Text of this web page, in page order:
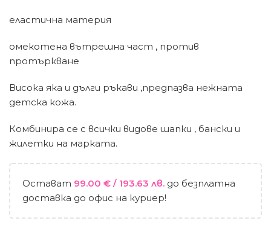
еластична материя
омекотена вътрешна част , против
протъркване
Висока яка и дълги ръкави ,предпазва нежната
детска кожа.
Комбинира се с всички видове шапки , бански и
жилетки на марката.
Остават 99.00 € / 193.63 лв. до безплатна
доставка до офис на куриер!